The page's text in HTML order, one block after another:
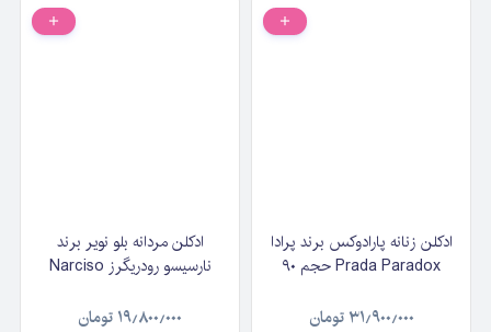
ادکلن زنانه پارادوکس برند پرادا
Prada Paradox حجم ۹۰
۳۱٫۹۰۰٫۰۰۰تومان
ادکلن مردانه بلو نویر برند
نارسیسو رودریگرز Narciso
Noir حجم ۱۰۰ میلی‌لیتر۱۹٫۸۰۰٫۰۰۰ تومان